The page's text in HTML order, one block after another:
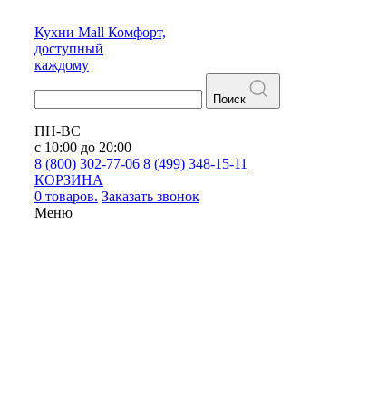
Кухни Mall Комфорт,
доступный
каждому
Поиск
ПН-ВС
с 10:00 до 20:00
8 (800) 302-77-06 8 (499) 348-15-11
КОРЗИНА
0 товаров. Заказать звонок
Меню